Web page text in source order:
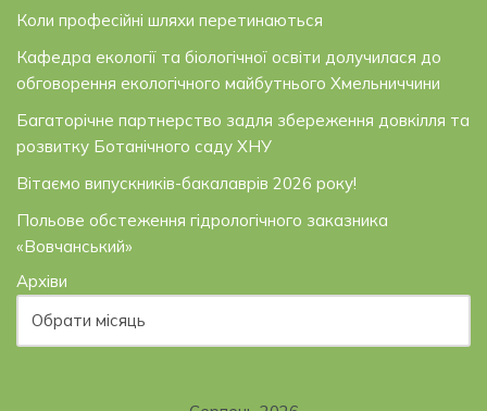
Коли професійні шляхи перетинаються
Кафедра екології та біологічної освіти долучилася до
обговорення екологічного майбутнього Хмельниччини
Багаторічне партнерство задля збереження довкілля та
розвитку Ботанічного саду ХНУ
Вітаємо випускників-бакалаврів 2026 року!
Польове обстеження гідрологічного заказника
«Вовчанський»
Архіви